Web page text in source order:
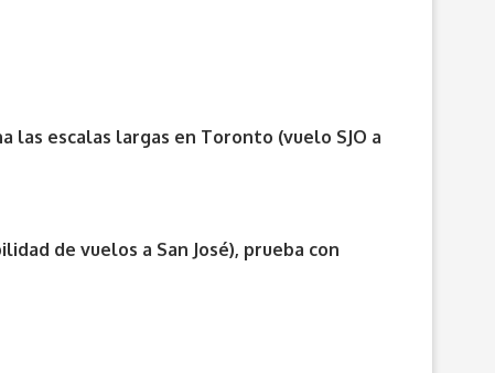
las escalas largas en Toronto (vuelo SJO a
de vuelos a San José), prueba con